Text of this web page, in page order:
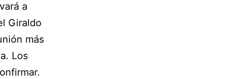
a
Giraldo
más
Los